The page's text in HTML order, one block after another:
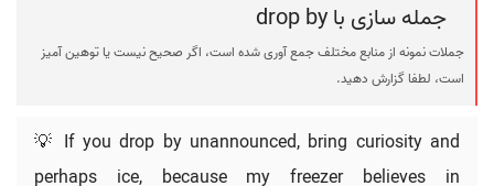
جمله سازی با drop by
جملات نمونه از منابع مختلف جمع آوری شده است، اگر صحیح نیست یا توهین آمیز
است، لطفا گزارش دهید.
💡 If you drop by unannounced, bring curiosity and
perhaps ice, because my freezer believes in